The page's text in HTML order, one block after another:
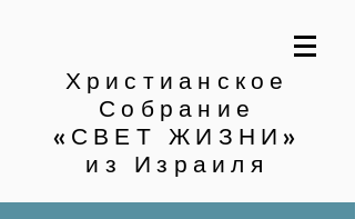
Христианское
Собрание
«СВЕТ ЖИЗНИ»
из Израиля